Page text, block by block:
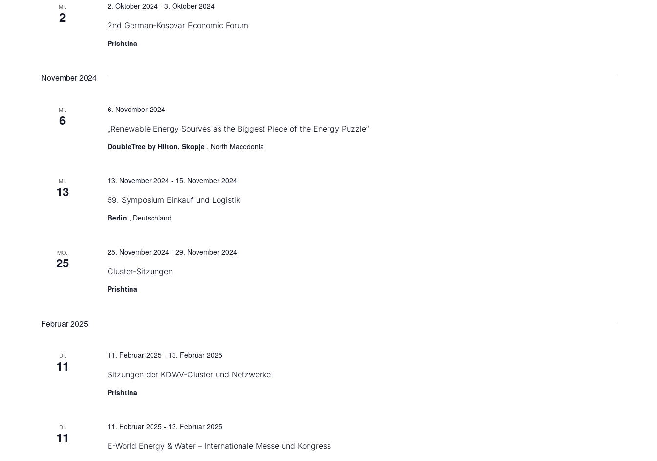
MI.
2
2nd German-Kosovar Economic Forum
2. Oktober 2024- 3. Oktober 2024
Prishtina
November 2024
MI.
6
„Renewable Energy Sourves as the Biggest Piece of the Energy Puzzle“
6. November 2024
DoubleTree by Hilton, Skopje , North Macedonia
MI.
13
59. Symposium Einkauf und Logistik
13. November 2024- 15. November 2024
Berlin , Deutschland
MO.
25
Cluster-Sitzungen
25. November 2024- 29. November 2024
Prishtina
Februar 2025
DI.
11
Sitzungen der KDWV-Cluster und Netzwerke
11. Februar 2025- 13. Februar 2025
Prishtina
DI.
11
E-World Energy & Water – Internationale Messe und Kongress
11. Februar 2025- 13. Februar 2025